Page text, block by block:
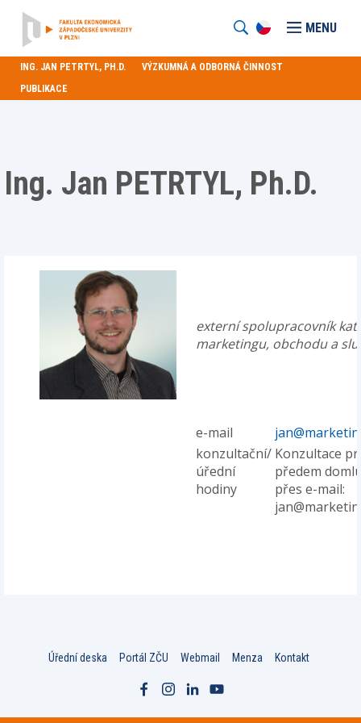
MENU
ING. JAN PETRTYL, PH.D.
VÝZKUMNÁ A ODBORNÁ ČINNOST
PUBLIKACE
Ing. Jan PETRTYL, Ph.D.
externí spolupracovník
marketingu, obchodu a
e-mail
konzultační/
úřední
hodiny
Konzultace
předem
přes e-mail:
Úřední deska Portál ZČU Webmail Menza Kontakt